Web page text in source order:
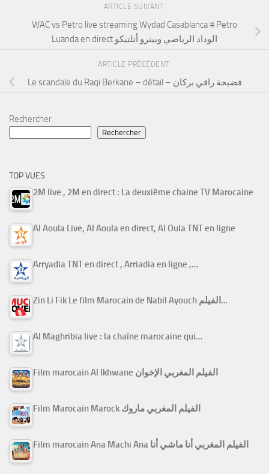
ARTICLE SUIVANT
WAC vs Petro live streaming Wydad Casablanca # Petro
Luanda en direct الوداد الرياضي وبيترو أتلتيكو
ARTICLE PRÉCÉDENT
Le scandale du Raqi Berkane – détail – فضيحة راقي بركان
Rechercher
Rechercher
TOP VUES
2M live , 2M en direct : La deuxième chaine TV Marocaine
Al Aoula Live, Al Aoula en direct, Al Oula TNT en ligne
Arryadia TNT en direct , Arriadia en ligne ,…
Zin Li Fik Le film Marocain de Nabil Ayouch الفيلم…
Al Maghribia live : la chaîne marocaine qui…
Film marocain Al Ikhwane الفيلم المغربي الإخوان
Film Marocain Marock الفيلم المغربي ماروك
Film marocain Ana Machi Ana الفيلم المغربي أنا ماشي أنا